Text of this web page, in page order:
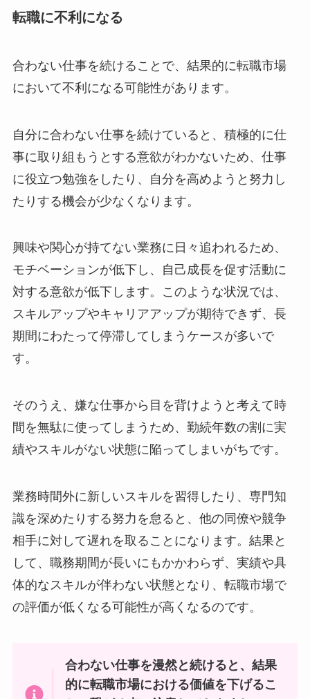
転職に不利になる
合わない仕事を続けることで、結果的に転職市場
において不利になる可能性があります。
自分に合わない仕事を続けていると、積極的に仕
事に取り組もうとする意欲がわかないため、仕事
に役立つ勉強をしたり、自分を高めようと努力し
たりする機会が少なくなります。
興味や関心が持てない業務に日々追われるため、
モチベーションが低下し、自己成長を促す活動に
対する意欲が低下します。このような状況では、
スキルアップやキャリアアップが期待できず、長
期間にわたって停滞してしまうケースが多いで
す。
そのうえ、嫌な仕事から目を背けようと考えて時
間を無駄に使ってしまうため、勤続年数の割に実
績やスキルがない状態に陥ってしまいがちです。
業務時間外に新しいスキルを習得したり、専門知
識を深めたりする努力を怠ると、他の同僚や競争
相手に対して遅れを取ることになります。結果と
して、職務期間が長いにもかかわらず、実績や具
体的なスキルが伴わない状態となり、転職市場で
の評価が低くなる可能性が高くなるのです。
合わない仕事を漫然と続けると、結果
的に転職市場における価値を下げるこ